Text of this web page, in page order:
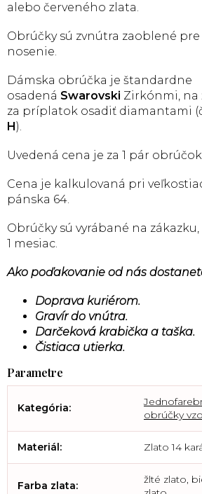
alebo červeného zlata.
Obrúčky sú zvnútra zaoblené
nosenie.
Dámska obrúčka je štandardne
osadená Swarovski Zirkónmi, na
za príplatok osadiť diamantami
H).
Uvedená cena je za 1 pár
Cena je kalkulovaná pri
pánska 64.
Obrúčky sú vyrábané na
1 mesiac.
Ako poďakovanie od nás
Doprava kuriérom.
Gravír do vnútra.
Darčeková krabička a taška.
Čistiaca utierka.
Kategória:
obrúčky
Materiál: Zlato 14
Farba zlata:
žlté zlato,